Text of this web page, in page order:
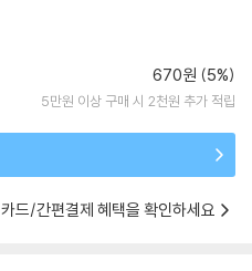
670원 (5%)
5만원 이상 구매 시 2천원 추가 적립
카드/간편결제 혜택을 확인하세요